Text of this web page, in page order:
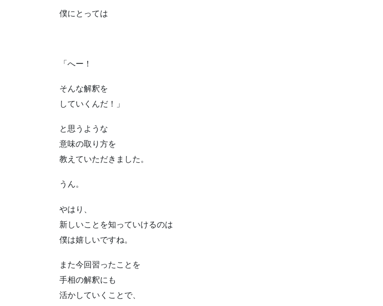
僕にとっては
「へー！
そんな解釈を
していくんだ！」
と思うような
意味の取り方を
教えていただきました。
うん。
やはり、
新しいことを知っていけるのは
僕は嬉しいですね。
また今回習ったことを
手相の解釈にも
活かしていくことで、